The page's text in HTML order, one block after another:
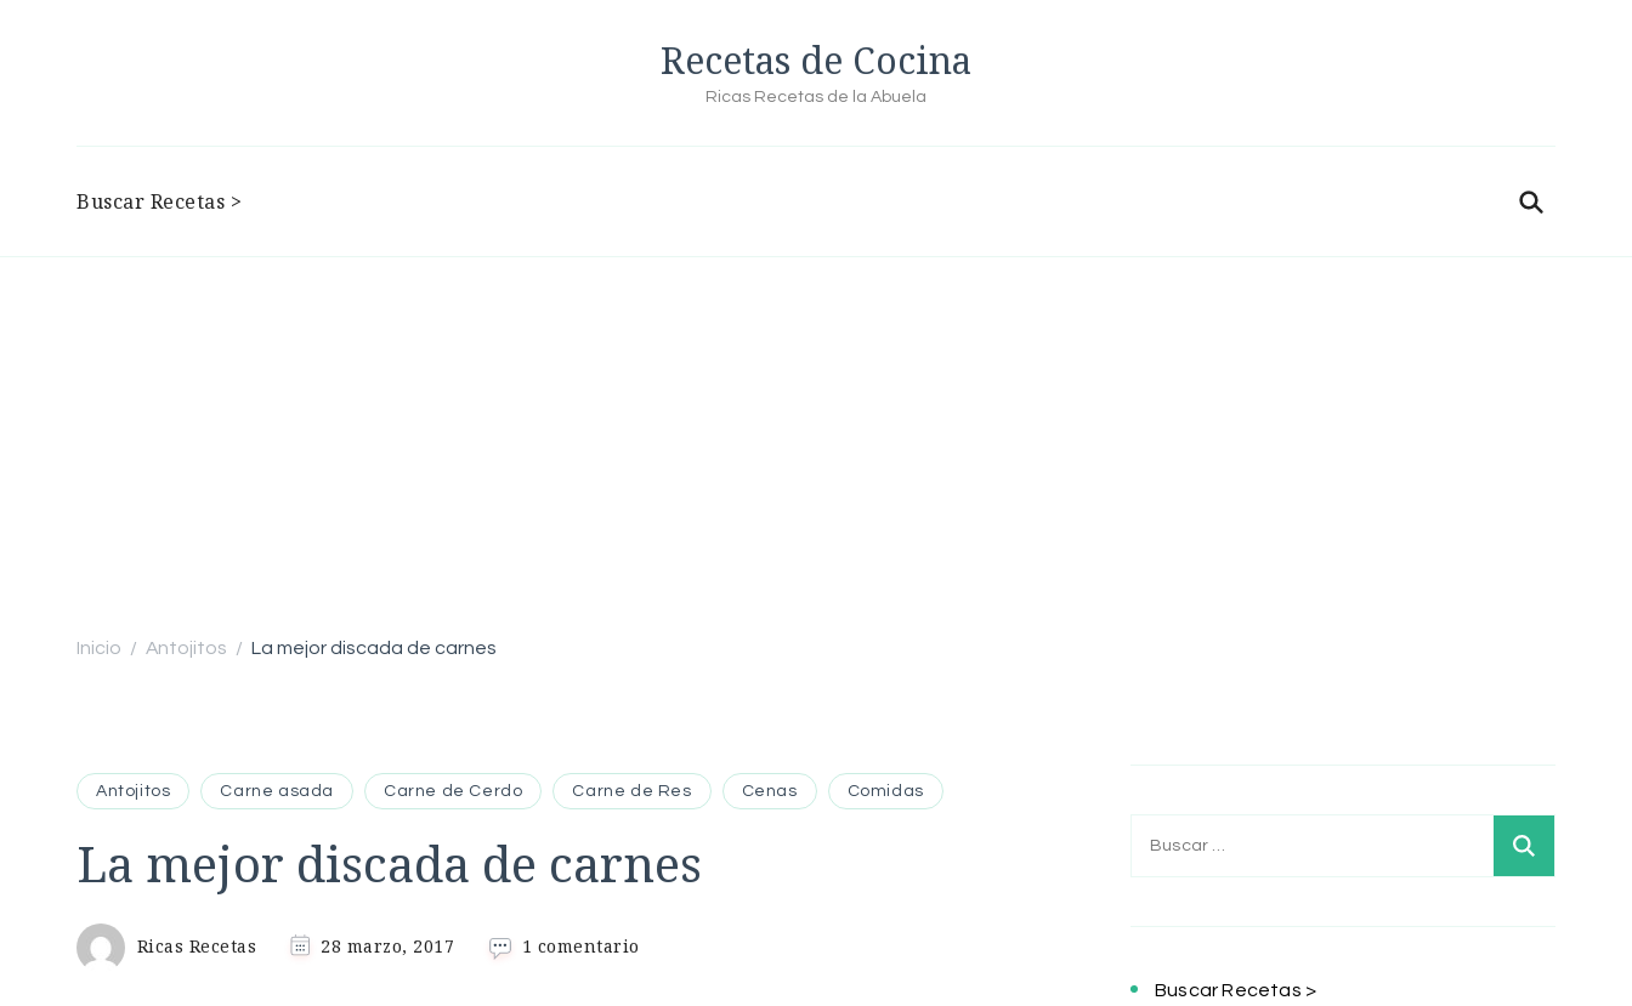
Recetas de Cocina
Ricas Recetas de la Abuela
Buscar Recetas >
Inicio / Antojitos / La mejor discada de carnes
Antojitos Carne asada Carne de Cerdo Carne de Res Cenas Comidas
La mejor discada de carnes
Ricas Recetas 28 marzo, 2017 1 comentario
Buscar:
Buscar Recetas >